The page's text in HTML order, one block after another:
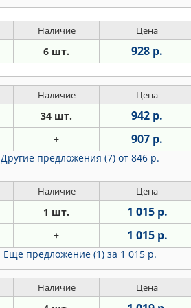
Наличие Цена
6 шт. 928 р.
Наличие Цена
34 шт. 942 р.
+ 907 р.
Другие предложения (7) от 846 р.
Наличие Цена
1 шт. 1 015 р.
+ 1 015 р.
Еще предложение (1) за 1 015 р.
Наличие Цена